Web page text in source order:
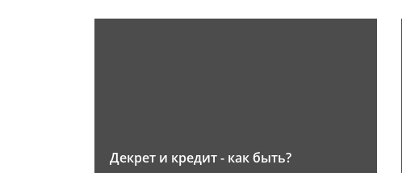
Декрет и кредит - как быть?